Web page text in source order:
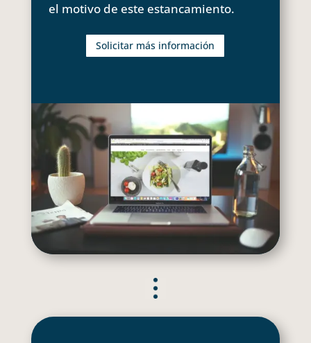
el motivo de este estancamiento.
Solicitar más información